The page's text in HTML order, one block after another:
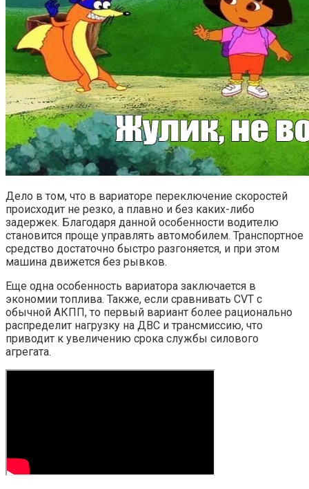
Дело в том, что в вариаторе переключение скоростей
происходит не резко, а плавно и без каких-либо
задержек. Благодаря данной особенности водителю
становится проще управлять автомобилем. Транспортное
средство достаточно быстро разгоняется, и при этом
машина движется без рывков.
Еще одна особенность вариатора заключается в
экономии топлива. Также, если сравнивать CVT с
обычной АКПП, то первый вариант более рационально
распределит нагрузку на ДВС и трансмиссию, что
приводит к увеличению срока службы силового
агрегата.